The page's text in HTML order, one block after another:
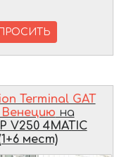
Terminal GAT
на
V250 4MATIC
мест)